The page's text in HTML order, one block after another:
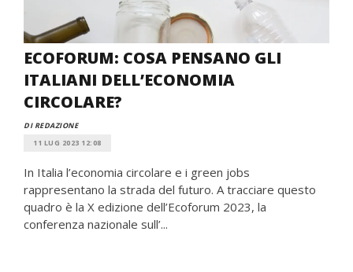
ECOFORUM: COSA PENSANO GLI
ITALIANI DELL’ECONOMIA
CIRCOLARE?
DI REDAZIONE
11 LUG 2023 12:08
In Italia l’economia circolare e i green jobs
rappresentano la strada del futuro. A tracciare questo
quadro è la X edizione dell’Ecoforum 2023, la
conferenza nazionale sull’...